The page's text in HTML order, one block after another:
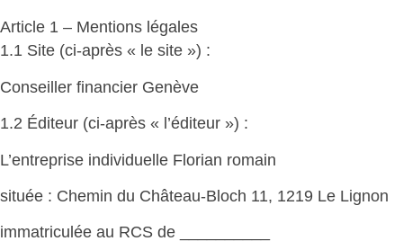
Article 1 – Mentions légales
1.1 Site (ci-après « le site ») :
Conseiller financier Genève
1.2 Éditeur (ci-après « l’éditeur ») :
L’entreprise individuelle Florian romain
située : Chemin du Château-Bloch 11, 1219 Le Lignon
immatriculée au RCS de __________